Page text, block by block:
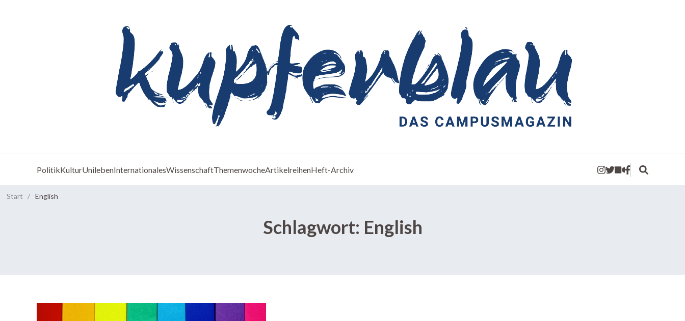
PolitikKulturUnilebenInternationalesWissenschaftThemenwocheArtikelreihenHeft-Archiv
Start / English
Schlagwort: English